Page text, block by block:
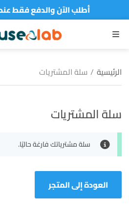
أطلب الآن والدفع فقط
القائمة
الرئيسية / سلة المشتريات
سلة المشتريات
سلة مشترياتك فارغة حاليًا.
العودة إلى المتجر